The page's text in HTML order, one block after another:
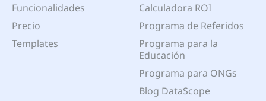
Funcionalidades
Precio
Templates
Calculadora ROI
Programa de Referidos
Programa para la
Educación
Programa para ONGs
Blog DataScope